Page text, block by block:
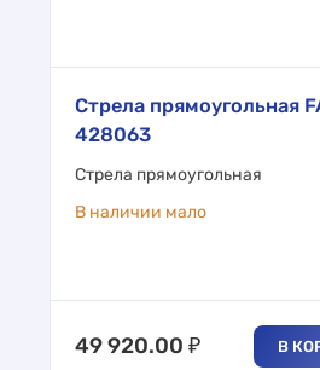
Стрела прямоугольная
428063
Стрела прямоугольная
В наличии мало
49 920.00 ₽ В